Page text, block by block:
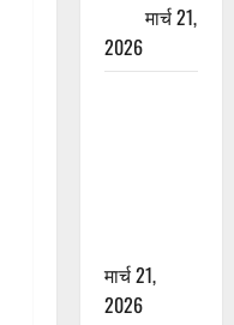
मार्च 21,
2026
मार्च 21,
2026